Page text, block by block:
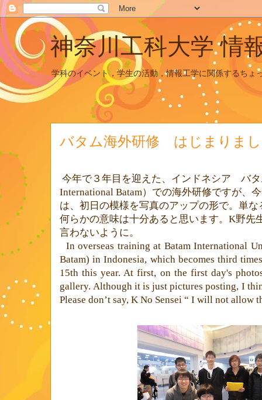
神奈川工科大学 情
学科のイベント，学生の活動，情報工学に関係するちょ
バタム海外研修 はじまりま
今年で３年目を迎えた、インドネシア バ
International Batam）での海外研修ですが、
は、初日の模様を写真のアップの形で。単
何らかの意味は十分あると思います。K野先
言わないように。
In overseas training at Batam International
Batam) in Indonesia, which becomes third
15th this year. At first, on the first day's
gallery.Although it is just pictures posting, I
Please don’t say, K No Sensei “ I will not allow